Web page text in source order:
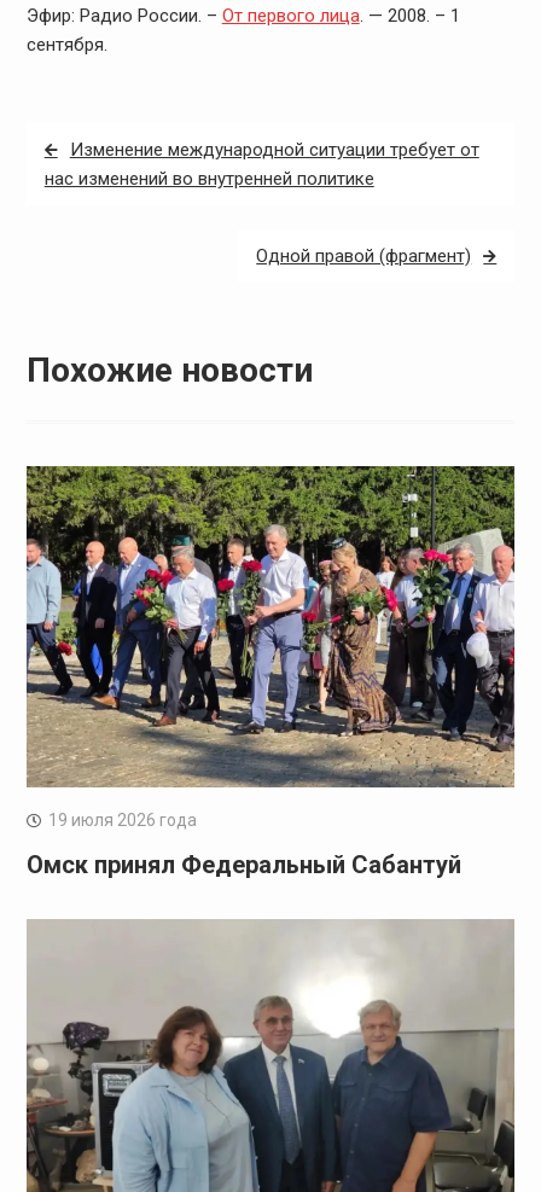
Эфир: Радио России. – От первого лица. — 2008. – 1
сентября.
Навигация
по
Изменение международной ситуации требует от
нас изменений во внутренней политике
Одной правой (фрагмент)
Похожие новости
19 июля 2026 года
Омск принял Федеральный Сабантуй